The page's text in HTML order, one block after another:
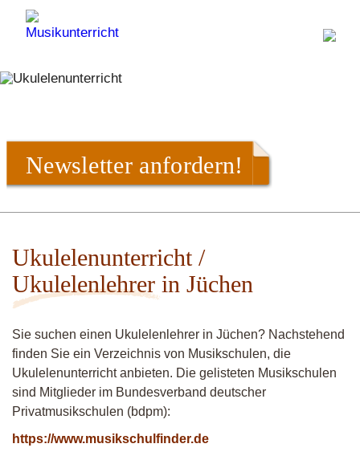
Newsletter anfordern!
Ukulelenunterricht /
Ukulelenlehrer in Jüchen
Sie suchen einen Ukulelenlehrer in Jüchen? Nachstehend
finden Sie ein Verzeichnis von Musikschulen, die
Ukulelenunterricht anbieten. Die gelisteten Musikschulen
sind Mitglieder im Bundesverband deutscher
Privatmusikschulen (bdpm):
https://www.musikschulfinder.de